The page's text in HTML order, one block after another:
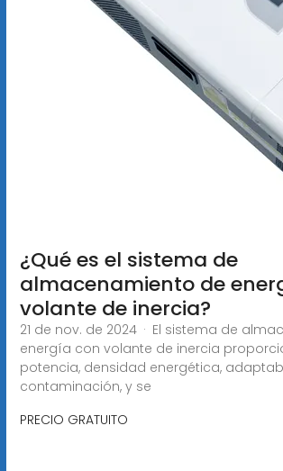
¿Qué es el sistema de
almacenamiento de
volante de inercia?
21 de nov. de 2024 · El sistema de
energía con volante de inercia
potencia, densidad energética,
contaminación, y se
PRECIO GRATUITO